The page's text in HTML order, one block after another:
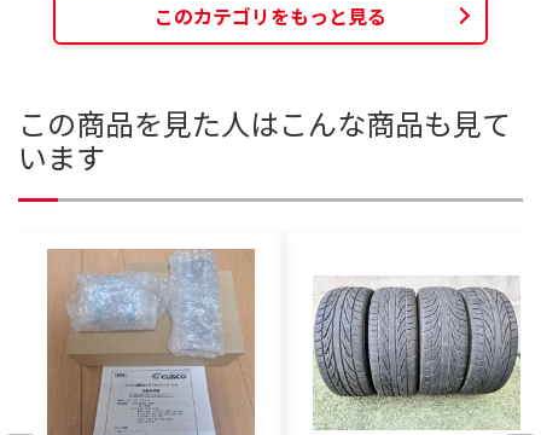
このカテゴリをもっと見る
この商品を見た人はこんな商品も見て
います